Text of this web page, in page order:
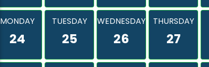
MONDAY
24
TUESDAY
25
WEDNESDAY
26
THURSDAY
27